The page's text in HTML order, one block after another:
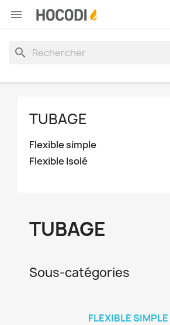

search
TUBAGE
Flexible simple
Flexible Isolé
TUBAGE
Sous-catégories
FLEXIBLE SIMPLE